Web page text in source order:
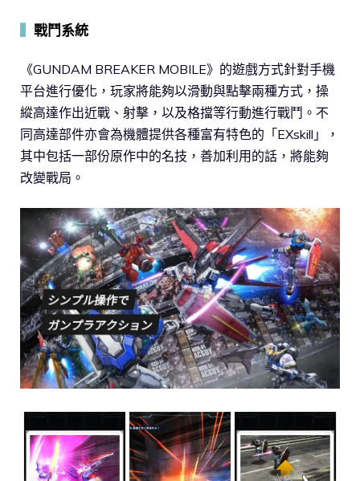
戰鬥系統
《GUNDAM BREAKER MOBILE》的遊戲方式針對手機
平台進行優化，玩家將能夠以滑動與點擊兩種方式，操
縱高達作出近戰、射擊，以及格擋等行動進行戰鬥。不
同高達部件亦會為機體提供各種富有特色的「EXskill」，
其中包括一部份原作中的名技，善加利用的話，將能夠
改變戰局。